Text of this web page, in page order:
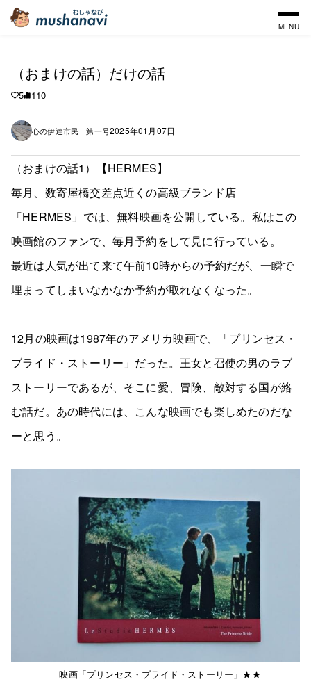
MENU
（おまけの話）だけの話
5 110
心の伊達市民 第一号2025年01月07日
（おまけの話1）【HERMES】
毎月、数寄屋橋交差点近くの高級ブランド店
「HERMES」では、無料映画を公開している。私はこの
映画館のファンで、毎月予約をして見に行っている。
最近は人気が出て来て午前10時からの予約だが、一瞬で
埋まってしまいなかなか予約が取れなくなった。
12月の映画は1987年のアメリカ映画で、「プリンセス・
ブライド・ストーリー」だった。王女と召使の男のラブ
ストーリーであるが、そこに愛、冒険、敵対する国が絡
む話だ。あの時代には、こんな映画でも楽しめたのだな
ーと思う。
映画「プリンセス・ブライド・ストーリー」★★